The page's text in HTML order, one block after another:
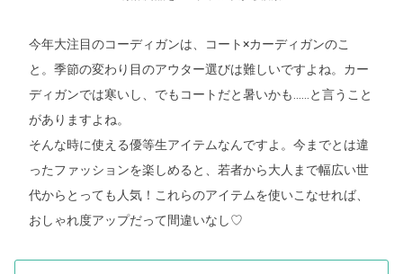
今年大注目のコーディガンは、コート×カーディガンのこ
と。季節の変わり目のアウター選びは難しいですよね。カー
ディガンでは寒いし、でもコートだと暑いかも……と言うこと
がありますよね。
そんな時に使える優等生アイテムなんですよ。今までとは違
ったファッションを楽しめると、若者から大人まで幅広い世
代からとっても人気！これらのアイテムを使いこなせれば、
おしゃれ度アップだって間違いなし♡